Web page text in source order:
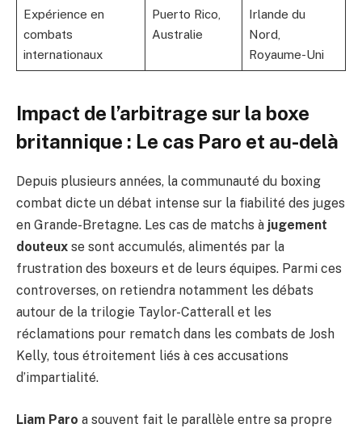
Expérience en
combats
internationaux
Puerto Rico,
Australie
Irlande du
Nord,
Royaume-Uni
Impact de l’arbitrage sur la boxe
britannique : Le cas Paro et au-delà
Depuis plusieurs années, la communauté du boxing
combat dicte un débat intense sur la fiabilité des juges
en Grande-Bretagne. Les cas de matchs à jugement
douteux se sont accumulés, alimentés par la
frustration des boxeurs et de leurs équipes. Parmi ces
controverses, on retiendra notamment les débats
autour de la trilogie Taylor-Catterall et les
réclamations pour rematch dans les combats de Josh
Kelly, tous étroitement liés à ces accusations
d’impartialité.
Liam Paro a souvent fait le parallèle entre sa propre